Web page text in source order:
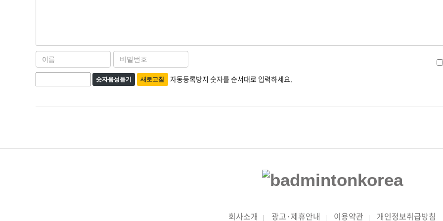
이
름
비
밀
번
숫자음성듣기 새로고침 자동등록방지 숫자를 순서대로 입력하세요.
회사소개 광고·제휴안내 이용약관 개인정보취급방침